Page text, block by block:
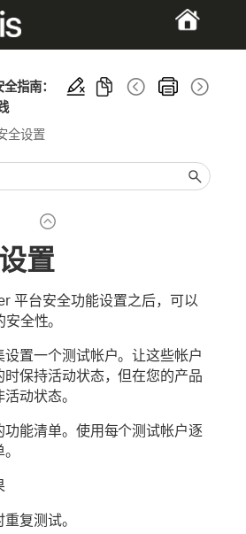
指南：
全设置
置
平台安全功能设置之后，可以
全性。
设置一个测试帐户。让这些帐户
时保持活动状态，但在您的产品
动状态。
功能清单。使用每个测试帐户逐
复测试。